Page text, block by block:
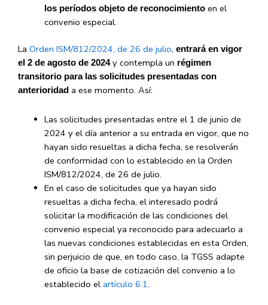
los períodos objeto de reconocimientoen el
convenio especial.
La Orden ISM/812/2024, de 26 de julio, entrará en vigor
el 2 de agosto de 2024y contempla un régimen
transitorio para las solicitudes presentadas con
anterioridad a ese momento. Así:
Las solicitudes presentadas entre el 1 de junio de
2024 y el día anterior a su entrada en vigor, que no
hayan sido resueltas a dicha fecha, se resolverán
de conformidad con lo establecido en la Orden
ISM/812/2024, de 26 de julio.
En el caso de solicitudes que ya hayan sido
resueltas a dicha fecha, el interesado podrá
solicitar la modificación de las condiciones del
convenio especial ya reconocido para adecuarlo a
las nuevas condiciones establecidas en esta Orden,
sin perjuicio de que, en todo caso, la TGSS adapte
de oficio la base de cotización del convenio a lo
establecido el artículo 6.1.